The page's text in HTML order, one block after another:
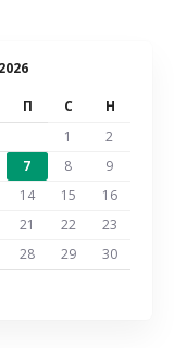
П С
Н
1
2
7 8
9
14 15
16
21 22
23
28 29
30